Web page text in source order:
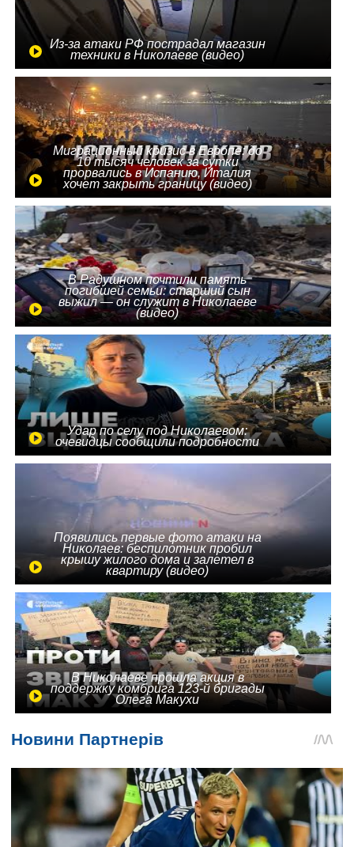
Из-за атаки РФ пострадал магазин
техники в Николаеве (видео)
Миграционный кризис в Европе: до
10 тысяч человек за сутки
прорвались в Испанию, Италия
хочет закрыть границу (видео)
В Радушном почтили память
погибшей семьи: старший сын
выжил — он служит в Николаеве
(видео)
Удар по селу под Николаевом:
очевидцы сообщили подробности
Появились первые фото атаки на
Николаев: беспилотник пробил
крышу жилого дома и залетел в
квартиру (видео)
В Николаеве прошла акция в
поддержку комбрига 123-й бригады
Олега Макухи